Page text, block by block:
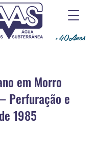
+40Anos
em Morro
Perfuração e
1985